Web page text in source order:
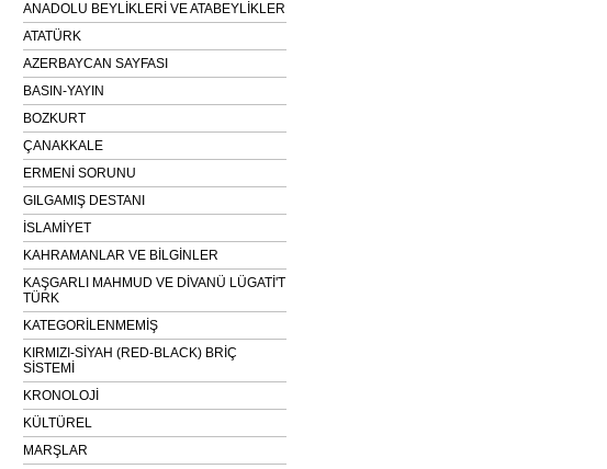
ANADOLU BEYLİKLERİ VE ATABEYLİKLER
ATATÜRK
AZERBAYCAN SAYFASI
BASIN-YAYIN
BOZKURT
ÇANAKKALE
ERMENİ SORUNU
GILGAMIŞ DESTANI
İSLAMİYET
KAHRAMANLAR VE BİLGİNLER
KAŞGARLI MAHMUD VE DİVANÜ LÜGATİ'T
TÜRK
KATEGORİLENMEMİŞ
KIRMIZI-SİYAH (RED-BLACK) BRİÇ
SİSTEMİ
KRONOLOJİ
KÜLTÜREL
MARŞLAR